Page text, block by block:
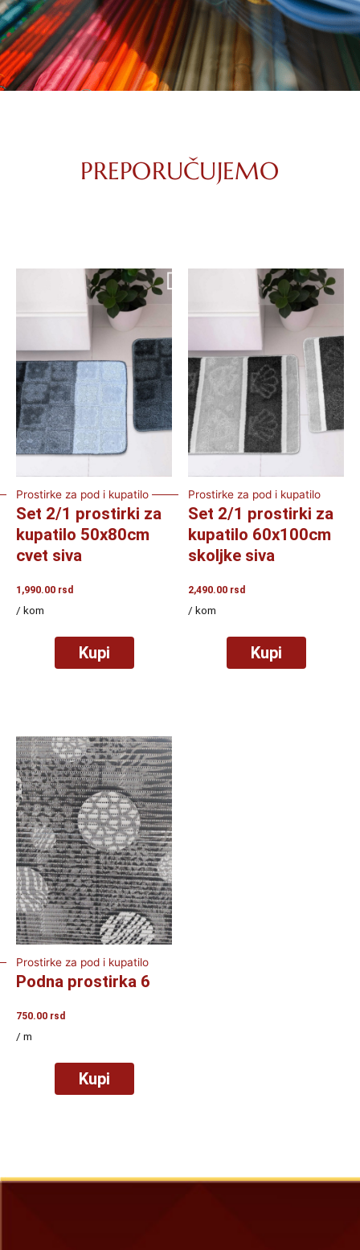
PREPORUČUJEMO
Prostirke za pod i kupatilo
Set 2/1 prostirki za
kupatilo 50x80cm
cvet siva
1,990.00 rsd
/ kom
Kupi
Prostirke za pod i kupatilo
Set 2/1 prostirki za
kupatilo 60x100cm
skoljke siva
2,490.00 rsd
/ kom
Kupi
Prostirke za pod i kupatilo
Podna prostirka 6
750.00 rsd
/ m
Kupi